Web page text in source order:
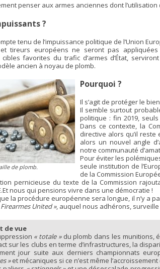
penser aux armes anciennes dont l’utilisation
?
tenu de l’impuissance politique de l’Union
tireurs européens ne seront pas
cibles favorites du trafic d’armes d’État,
ancien à noyau de plomb.
de plomb.
Pourquoi ?
Il s’agit de protéger le
Il semble surtout
politique : fin 2019,
Dans ce contexte, la
directive alors qu’il
alors un nouvel angle
notre communauté
Pour éviter les
seule institution de
de la Commission
pernicieuse du texte de la Commission
nous qui pensions vivre dans une démocratie !
la procédure européenne sera longue, il n’y a
Firearmes United », auquel nous adhérons,
de vue
« totale »du plomb dans les munitions,
sur les clubs en terme d’infrastructures, la
jour suite aux derniers championnats
»et mécaniques si ce n’est même